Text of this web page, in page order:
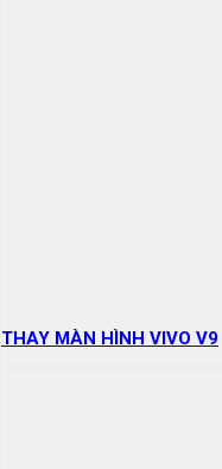
THAY MÀN HÌNH VIVO V9